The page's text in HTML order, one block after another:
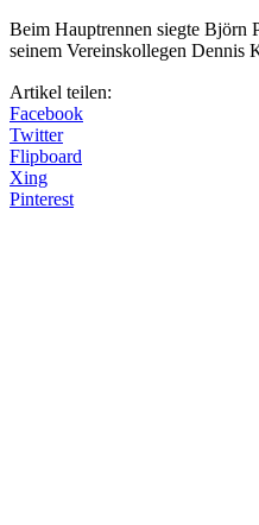
Beim Hauptrennen siegte Björn
seinem Vereinskollegen Dennis
Artikel teilen:
Facebook
Twitter
Flipboard
Xing
Pinterest